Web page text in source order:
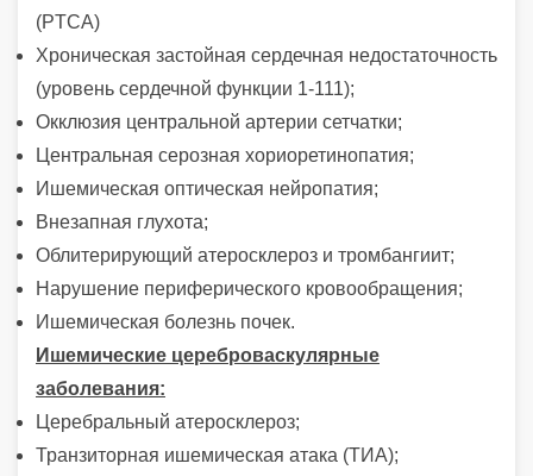
(PTCA)
Хроническая застойная сердечная недостаточность
(уровень сердечной функции 1-111);
Окклюзия центральной артерии сетчатки;
Центральная серозная хориоретинопатия;
Ишемическая оптическая нейропатия;
Внезапная глухота;
Облитерирующий атеросклероз и тромбангиит;
Нарушение периферического кровообращения;
Ишемическая болезнь почек.
Ишемические цереброваскулярные
заболевания:
Церебральный атеросклероз;
Транзиторная ишемическая атака (ТИА);